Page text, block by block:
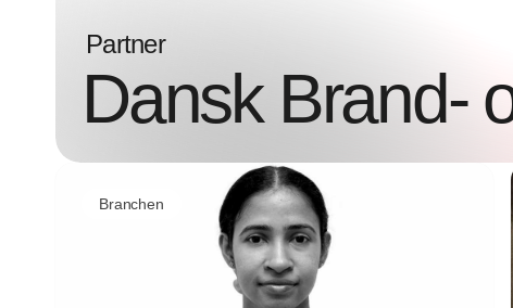
Partner
Dansk Brand-
Branchen